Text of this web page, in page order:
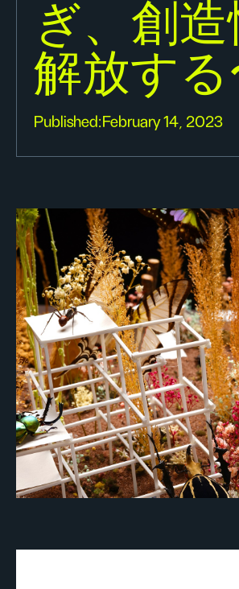
ぎ、創造
解放する
Published:February 14, 2023